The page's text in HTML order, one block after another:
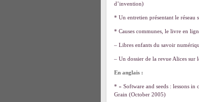
d’invention)
* Un entretien présentant le réseau
* Causes communes, le livre en
– Libres enfants du savoir
– Un dossier de la revue Alices sur
En anglais :
* « Software and seeds : lessons
Grain (October 2005)